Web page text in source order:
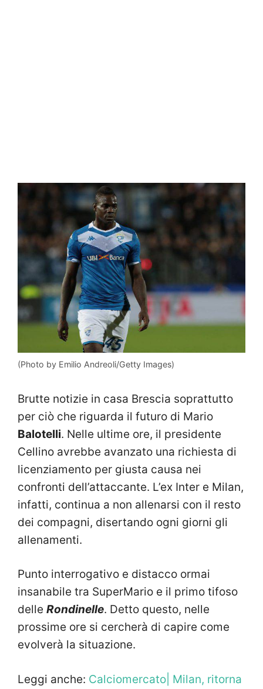
(Photo by Emilio Andreoli/Getty Images)
Brutte notizie in casa Brescia soprattutto
per ciò che riguarda il futuro di Mario
Balotelli. Nelle ultime ore, il presidente
Cellino avrebbe avanzato una richiesta di
licenziamento per giusta causa nei
confronti dell’attaccante. L’ex Inter e Milan,
infatti, continua a non allenarsi con il resto
dei compagni, disertando ogni giorni gli
allenamenti.
Punto interrogativo e distacco ormai
insanabile tra SuperMario e il primo tifoso
delle Rondinelle. Detto questo, nelle
prossime ore si cercherà di capire come
evolverà la situazione.
Leggi anche: Calciomercato| Milan, ritorna